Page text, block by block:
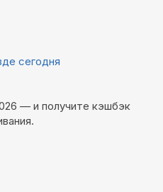
сегодня
— и получите кэшбэк